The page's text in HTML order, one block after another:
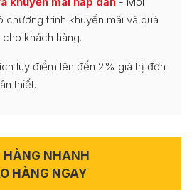
chương trình khuyến mãi và quà
khách hàng.
luỹ điểm lên đến 2% giá trị đơn
thiết.
NHANH
HÀNG NGAY